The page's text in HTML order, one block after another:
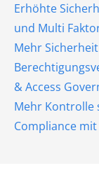
Erhöhte
und Multi
Mehr
& Access
Mehr Kontrolle
Compliance